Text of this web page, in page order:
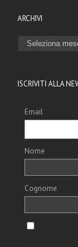
ARCHIVI
ARCHIVI
ISCRIVITI ALLA
Email
Nome
Cognome